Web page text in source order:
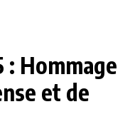
: Hommage
et de